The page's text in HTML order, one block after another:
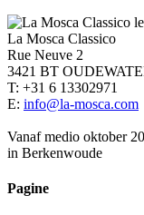
La Mosca Classico
Rue Neuve 2
3421 BT
T: +31 6 13302971
E: info@la-mosca.com
Vanaf medio oktober
in Berkenwoude
Pagine